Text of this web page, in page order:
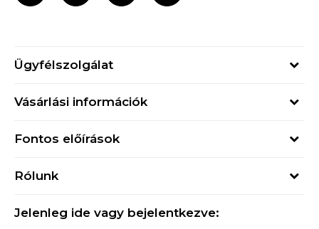
Ügyfélszolgálat
online@buzzsneakers.hu
Vásárlási információk
Visszatérítések
Ajándékkártya
Fontos előírások
Sport & Bonus szabályzata
Rólunk
Buzz márkák
Jelenleg ide vagy bejelentkezve: